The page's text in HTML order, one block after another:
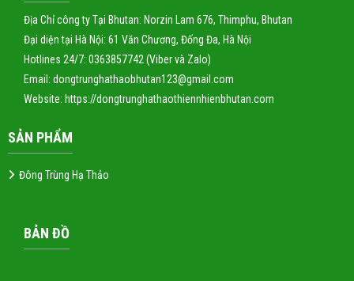
Địa Chỉ công ty Tại Bhutan: Norzin Lam 676, Thimphu, Bhutan
Đại diện tại Hà Nội: 61 Văn Chương, Đống Đa, Hà Nội
Hotlines 24/7: 0363857742 (Viber và Zalo)
Email: dongtrunghathaobhutan123@gmail.com
Website: https://dongtrunghathaothiennhienbhutan.com
SẢN PHẨM
Đông Trùng Hạ Thảo
BẢN ĐỒ